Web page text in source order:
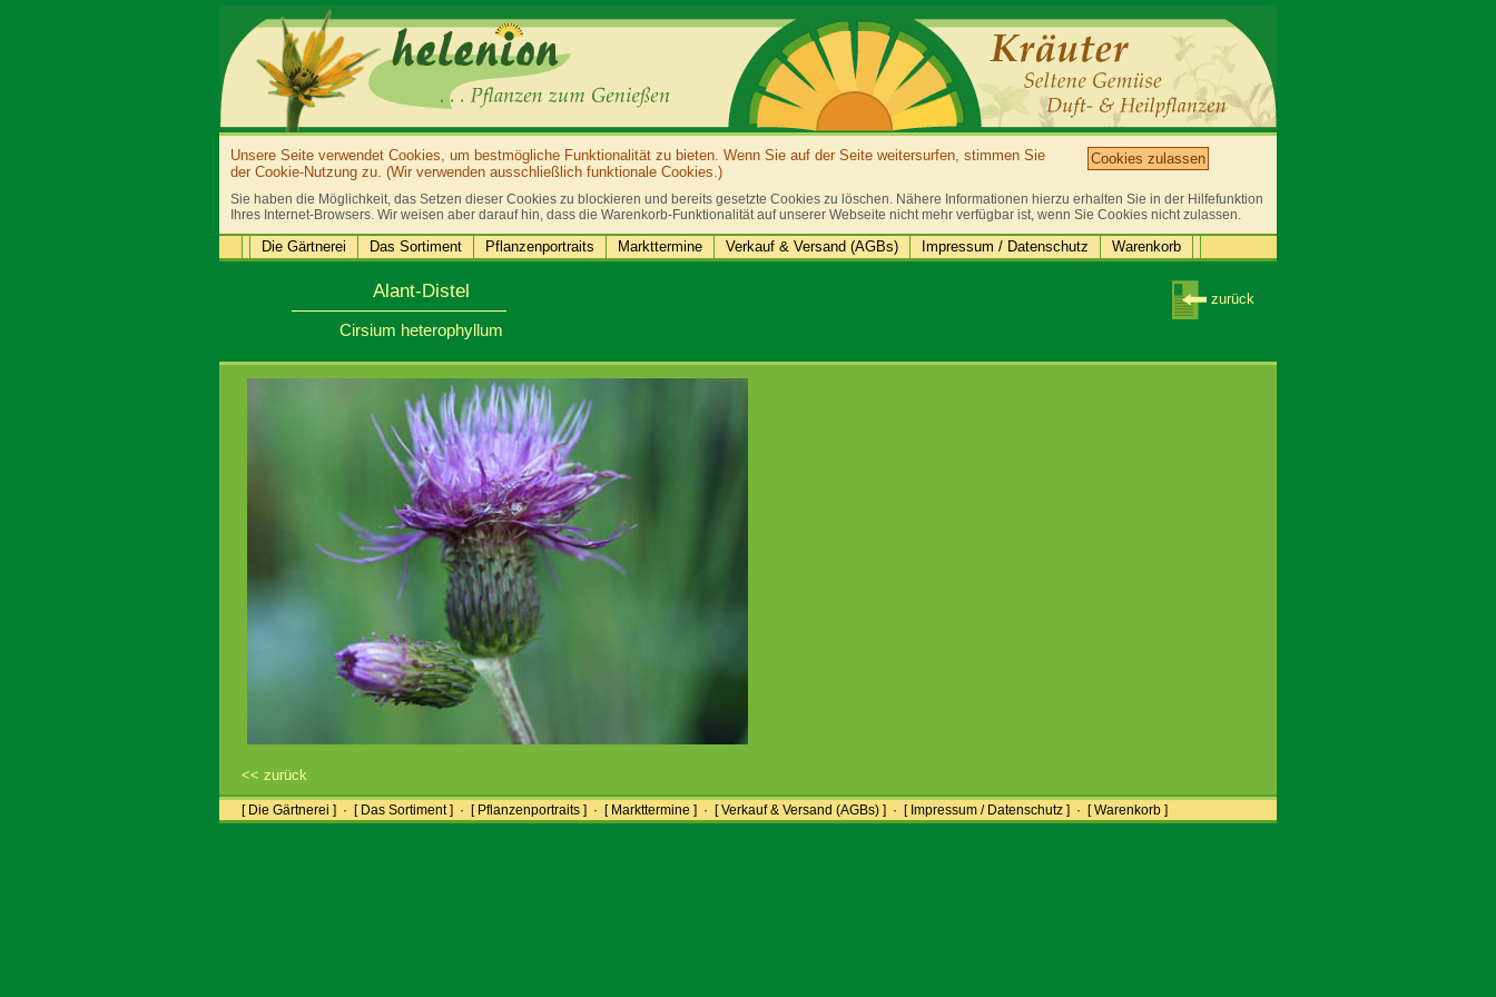
Unsere Seite verwendet Cookies, um bestmögliche Funktionalität zu bieten. Wenn Sie auf der Seite weitersurfen, stimmen Sie
der Cookie-Nutzung zu. (Wir verwenden ausschließlich funktionale Cookies.)
Cookies zulassen
Sie haben die Möglichkeit, das Setzen dieser Cookies zu blockieren und bereits gesetzte Cookies zu löschen. Nähere Informationen hierzu erhalten Sie in der Hilfefunktion
Ihres Internet-Browsers. Wir weisen aber darauf hin, dass die Warenkorb-Funktionalität auf unserer Webseite nicht mehr verfügbar ist, wenn Sie Cookies nicht zulassen.
Die Gärtnerei Das Sortiment Pflanzenportraits Markttermine Verkauf & Versand (AGBs) Impressum / Datenschutz Warenkorb
Alant-Distel
Cirsium heterophyllum
zurück
<< zurück
[ Die Gärtnerei ] · [ Das Sortiment ] · [ Pflanzenportraits ] · [ Markttermine ] · [ Verkauf & Versand (AGBs) ] · [ Impressum / Datenschutz ] · [ Warenkorb ]